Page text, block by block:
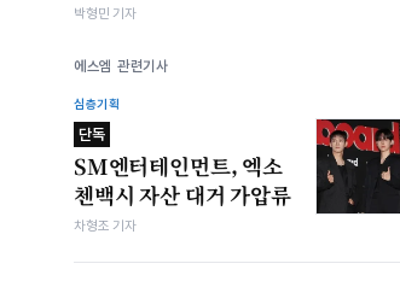
박형민 기자
에스엠 관련기사
심층기획
단독
SM엔터테인먼트, 엑소
첸백시 자산 대거 가압류
차형조 기자